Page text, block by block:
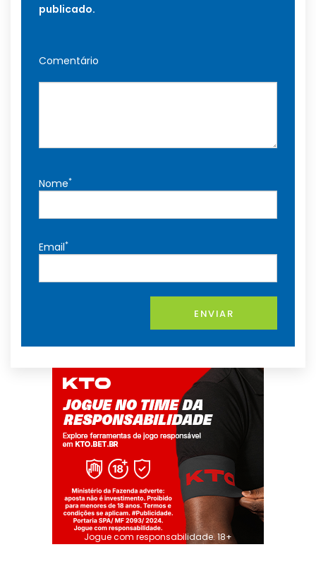
publicado.
Comentário
Nome*
Email*
ENVIAR
Jogue com responsabilidade. 18+